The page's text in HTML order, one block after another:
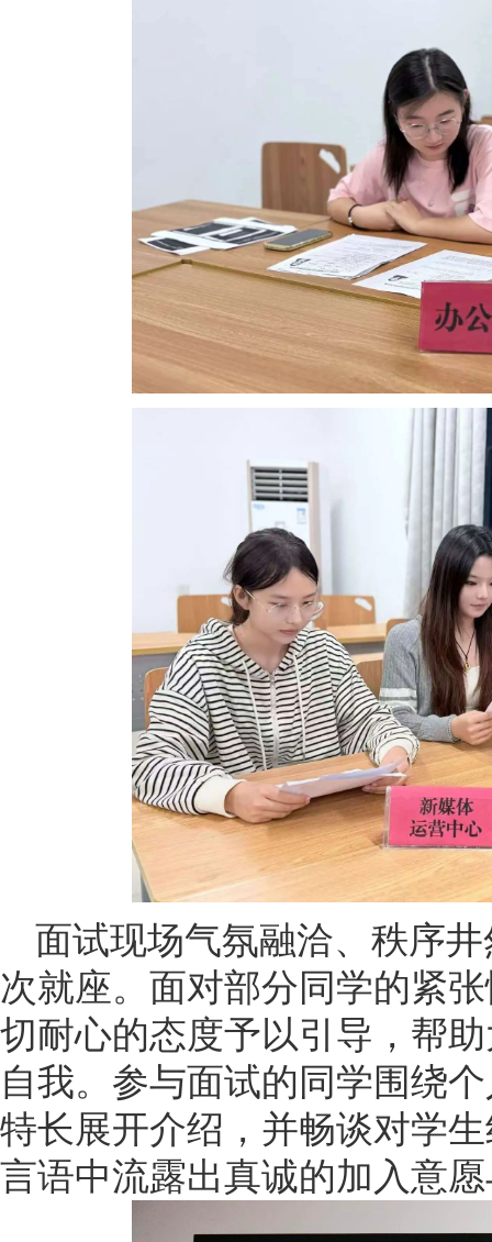
面试现场气氛融洽、秩序
次就座。面对部分同学的紧
切耐心的态度予以引导，帮
自我。参与面试的同学围绕
特长展开介绍，并畅谈对学
言语中流露出真诚的加入意